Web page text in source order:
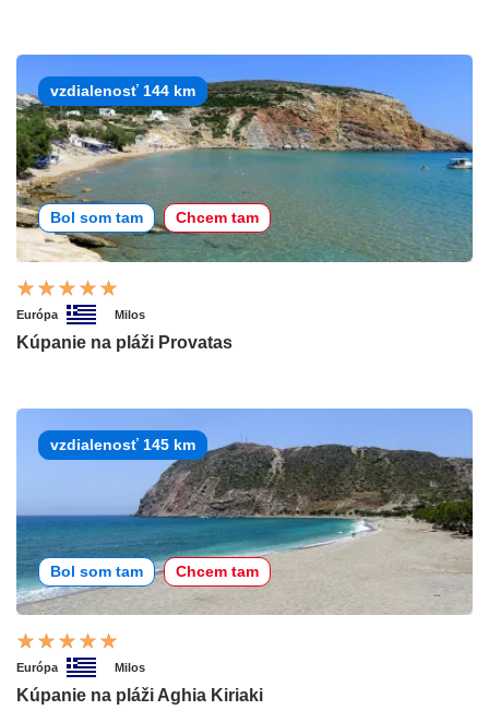
vzdialenosť 144 km
Bol som tam Chcem tam
Európa Milos
Kúpanie na pláži Provatas
vzdialenosť 145 km
Bol som tam Chcem tam
Európa Milos
Kúpanie na pláži Aghia Kiriaki